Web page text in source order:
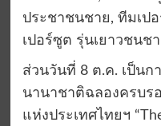
ประชาชนชาย, ทีมเป
เปอร์ซูต รุ่นเยาวชนช
ส่วนวันที่ 8 ต.ค. เป็นก
นานาชาติฉลองครบร
แห่งประเทศไทยฯ